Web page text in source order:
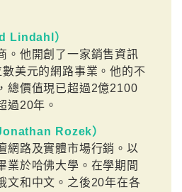
Lindahl）
。他開創了一家銷售資訊
美元的網路事業。他的不
總價值現已超過2億2100
過20年。
Rozek）
網路及實體市場行銷。以
業於哈佛大學。在學期間
文和中文。之後20年在各